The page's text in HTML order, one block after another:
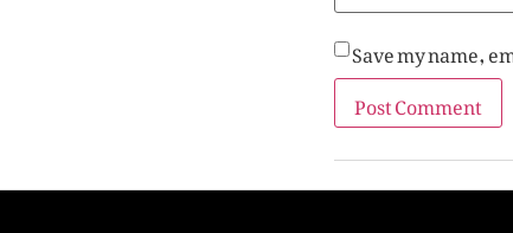
Save my name,